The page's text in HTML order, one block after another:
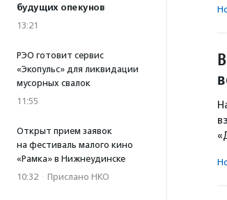
будущих опекунов
13:21
РЭО готовит сервис
«Экопульс» для ликвидации
мусорных свалок
11:55
Открыт прием заявок
на фестиваль малого кино
«Рамка» в Нижнеудинске
10:32 · Прислано НКО